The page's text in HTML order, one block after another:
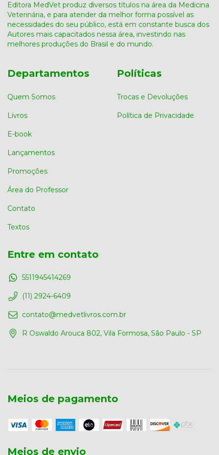
Editora MedVet produz diversos títulos na área da Medicina
Veterinária, e para atender da melhor forma possível as
necessidades do seu público, está em constante busca dos
Autores mais capacitados nessa área, investindo nas
melhores produções do Brasil e do mundo.
Departamentos
Quem Somos
Livros
E-book
Lançamentos
Promoções
Área do Professor
Contato
Textos
Políticas
Trocas e Devoluções
Política de Privacidade
Entre em contato
5511945414269
(11) 2924-6409
contato@medvetlivros.com.br
R Oswaldo Arouca 802, Vila Formosa, São Paulo - SP
Meios de pagamento
Meios de envio